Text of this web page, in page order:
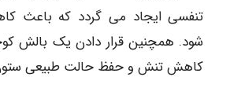
تنفسی ایجاد می گردد که باعث
شود. همچنین قرار دادن یک بالش
کاهش تنش و حفظ حالت طبیعی